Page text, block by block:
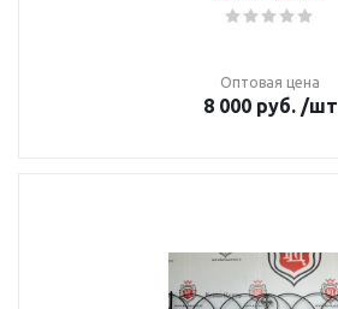
Оптовая цена
8 000руб. /шт